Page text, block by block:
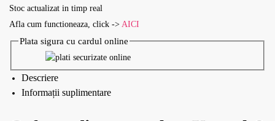
Stoc actualizat in timp real
Afla cum functioneaza, click -> AICI
Plata sigura cu cardul online
Descriere
Informații suplimentare